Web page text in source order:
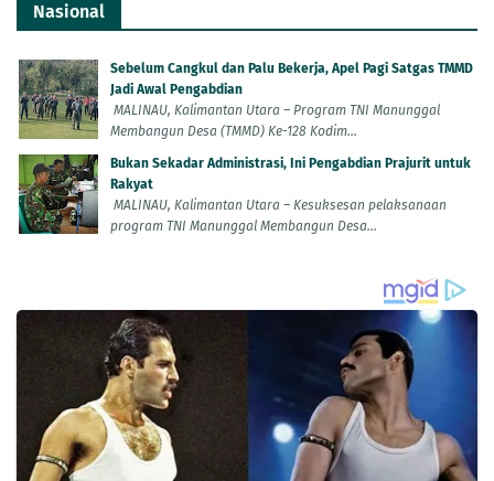
Nasional
Sebelum Cangkul dan Palu Bekerja, Apel Pagi Satgas TMMD
Jadi Awal Pengabdian
MALINAU, Kalimantan Utara – Program TNI Manunggal
Membangun Desa (TMMD) Ke-128 Kodim...
Bukan Sekadar Administrasi, Ini Pengabdian Prajurit untuk
Rakyat
MALINAU, Kalimantan Utara – Kesuksesan pelaksanaan
program TNI Manunggal Membangun Desa...